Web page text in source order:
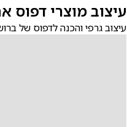
עיצוב מוצרי דפוס
עיצוב גרפי והכנה לדפוס של